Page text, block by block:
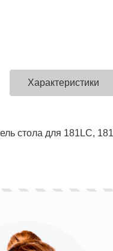
Характеристики
стола для 181LC,